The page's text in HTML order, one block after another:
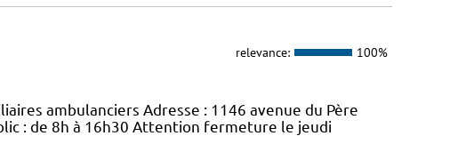
relevance: 100%
ambulanciers Adresse : 1146 avenue du Père
: de 8h à 16h30 Attention fermeture le jeudi